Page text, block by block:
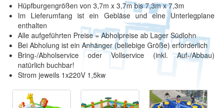
Hüpfburgengrößen von 3,7m x 3,7m bis 7,3m x 7,3m
Im Lieferumfang ist ein Gebläse und eine Unterlegplane
enthalten
Alle aufgeführten Preise = Abholpreise ab Lager Südlohn
Bei Abholung ist ein Anhänger (beliebige Größe) erforderlich
Bring-/Abholservice oder Vollservice (inkl. Auf-/Abbau)
natürlich buchbar!
Strom jeweils 1x220V 1,5kw